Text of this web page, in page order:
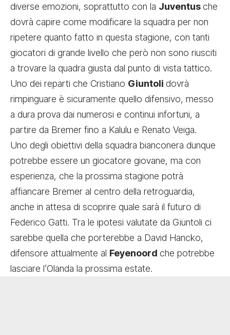
diverse emozioni, soprattutto con la Juventusche
dovrà capire come modificare la squadra per non
ripetere quanto fatto in questa stagione, con tanti
giocatori di grande livello che però non sono riusciti
a trovare la quadra giusta dal punto di vista tattico.
Uno dei reparti che Cristiano Giuntoli dovrà
rimpinguare è sicuramente quello difensivo, messo
a dura prova dai numerosi e continui infortuni, a
partire da Bremer fino a Kalulu e Renato Veiga.
Uno degli obiettivi della squadra bianconera dunque
potrebbe essere un giocatore giovane, ma con
esperienza, che la prossima stagione potrà
affiancare Bremer al centro della retroguardia,
anche in attesa di scoprire quale sarà il futuro di
Federico Gatti. Tra le ipotesi valutate da Giuntoli ci
sarebbe quella che porterebbe a David Hancko,
difensore attualmente al Feyenoord che potrebbe
lasciare l’Olanda la prossima estate.